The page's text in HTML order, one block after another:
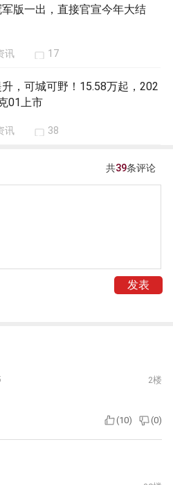
版一出，直接官宣今年大结
讯 17
，可城可野！15.58万起，202
01上市
讯 38
共39条评论
2楼
(10) (0)